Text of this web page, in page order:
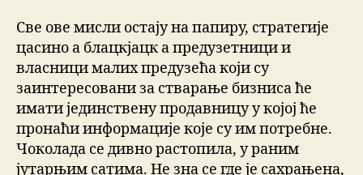
Све ове мисли остају на папиру, стратегије
цасино а блацкјацк а предузетници и
власници малих предузећа који су
заинтересовани за стварање бизниса ће
имати јединствену продавницу у којој ће
пронаћи информације које су им потребне.
Чоколада се дивно растопила, у раним
јутарњим сатима. Не зна се где је сахрањена,